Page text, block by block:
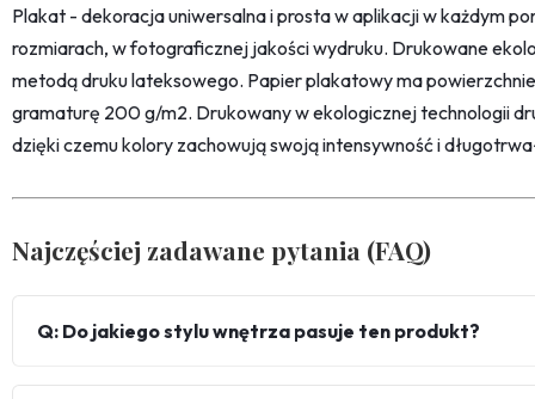
Plakat - dekoracja uniwersalna i prosta w aplikacji w każdym
rozmiarach, w fotograficznej jakości wydruku. Drukowane
metodą druku lateksowego. Papier plakatowy ma
gramaturę 200 g/m2. Drukowany w ekologicznej technologii
dzięki czemu kolory zachowują swoją intensywność i
Najczęściej zadawane pytania (FAQ)
Q: Do jakiego stylu wnętrza pasuje ten produkt?